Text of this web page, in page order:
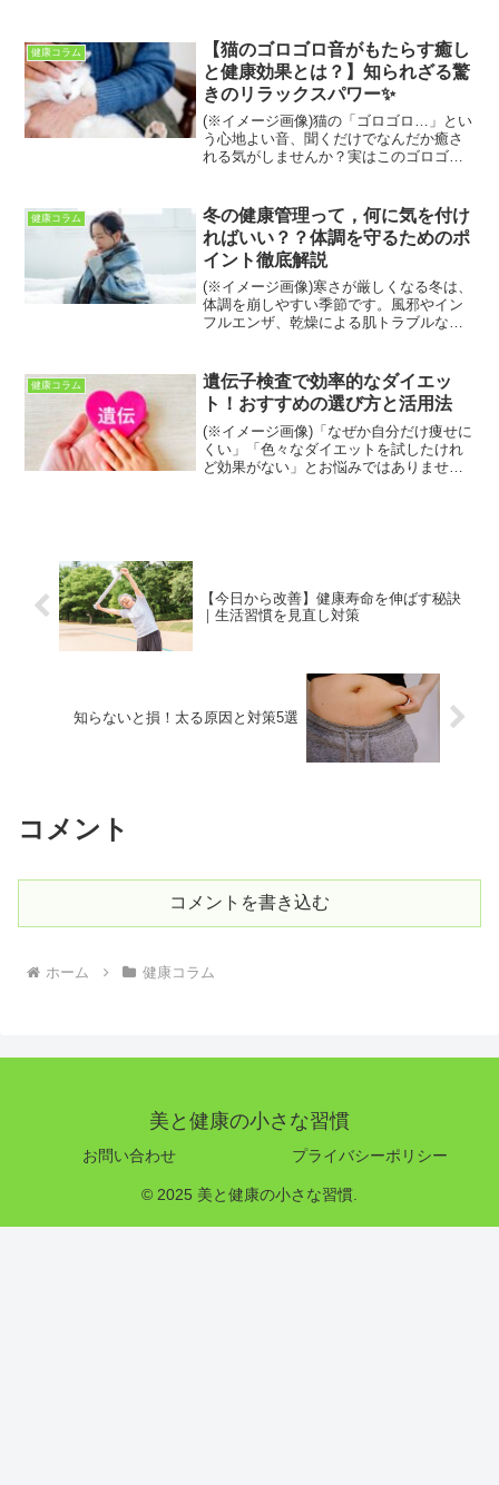
ます。この記事では、カリウムがダイエ
ットにどう関わるのか、...
健康コラム
【猫のゴロゴロ音がもたらす癒し
と健康効果とは？】知られざる驚
きのリラックスパワー✨
(※イメージ画像)猫の「ゴロゴロ…」とい
う心地よい音、聞くだけでなんだか癒さ
れる気がしませんか？実はこのゴロゴロ
す🐾ストレス社会で生きる私たちにとっ
て、猫のゴロゴロ音は...
健康コラム
冬の健康管理って，何に気を付け
ればいい？？体調を守るためのポ
イント徹底解説
(※イメージ画像)寒さが厳しくなる冬は、
体調を崩しやすい季節です。風邪やイン
フルエンザ、乾燥による肌トラブルな
で、免疫力を高め、体調不良を予防する
ことが可能です。今回は、...
健康コラム
遺伝子検査で効率的なダイエッ
ト！おすすめの選び方と活用法
(※イメージ画像)「なぜか自分だけ痩せに
くい」「色々なダイエットを試したけれ
ど効果がない」とお悩みではありません
【今日から改善】健康寿命を伸ばす秘訣
｜生活習慣を見直し対策
知らないと損！太る原因と対策5選
コメント
コメントを書き込む
ホーム 健康コラム
美と健康の小さな習慣
お問い合わせ プライバシーポリシー
© 2025 美と健康の小さな習慣.